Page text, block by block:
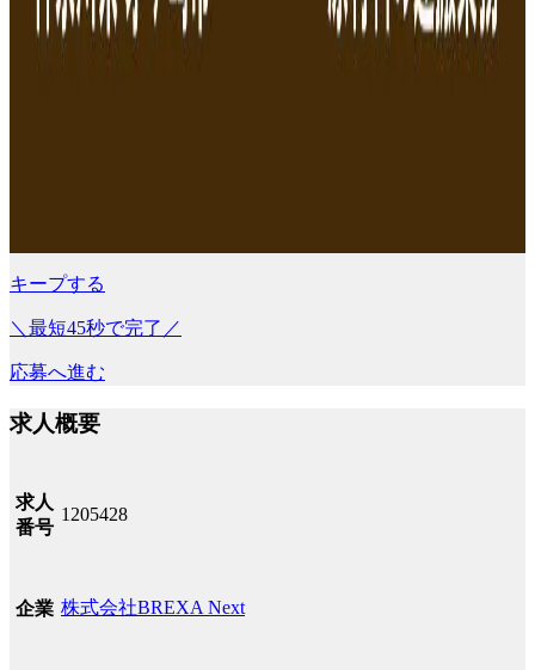
キープする
＼最短45秒で完了／
応募へ進む
求人概要
求人
番号
1205428
企業 株式会社BREXA Next